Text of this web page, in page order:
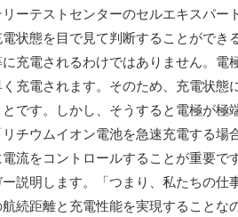
ーテストセンターのセルエキスパ
状態を目で見て判断することがで
充電されるわけではありません。電
充電されます。そのため、充電状態
とです。しかし、そうすると電極が
リチウムイオン電池を急速充電する
流をコントロールすることが重要で
説明します。「つまり、私たちの仕
続距離と充電性能を実現することな